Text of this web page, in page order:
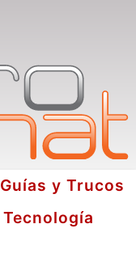
Guías y Trucos
Tecnología